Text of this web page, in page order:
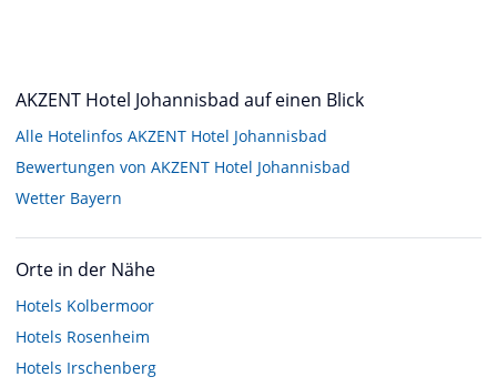
AKZENT Hotel Johannisbad auf einen Blick
Alle Hotelinfos AKZENT Hotel Johannisbad
Bewertungen von AKZENT Hotel Johannisbad
Wetter Bayern
Orte in der Nähe
Hotels Kolbermoor
Hotels Rosenheim
Hotels Irschenberg